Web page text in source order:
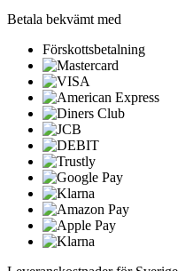
Betala bekvämt med
Förskottsbetalning